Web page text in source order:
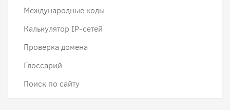
Международные коды
Калькулятор IP-сетей
Проверка домена
Глоссарий
Поиск по сайту